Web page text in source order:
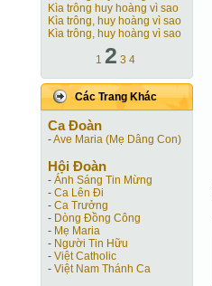
Kìa trông huy hoàng vì sao
Kìa trông, huy hoàng vì sao
Kìa trông, huy hoàng vì sao
1 2 3 4
Các Trang Khác
Ca Ðoàn
-Ave Maria (Mẹ Dâng Con)
Hội Ðoàn
- Ánh Sáng Tin Mừng
- Ca Lên Đi
- Ca Trưởng
- Dòng Đồng Công
- Mẹ Maria
- Người Tin Hữu
- Việt Catholic
- Việt Nam Thánh Ca